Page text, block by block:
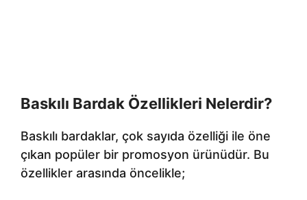
Baskılı Bardak Özellikleri Nelerdir?
Baskılı bardaklar, çok sayıda özelliği ile öne
çıkan popüler bir promosyon ürünüdür. Bu
özellikler arasında öncelikle;